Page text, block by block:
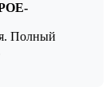
Полный